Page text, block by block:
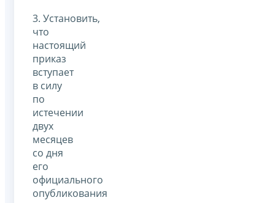
3. Установить,
что
настоящий
приказ
вступает
в силу
по
истечении
двух
месяцев
со дня
его
официального
опубликования